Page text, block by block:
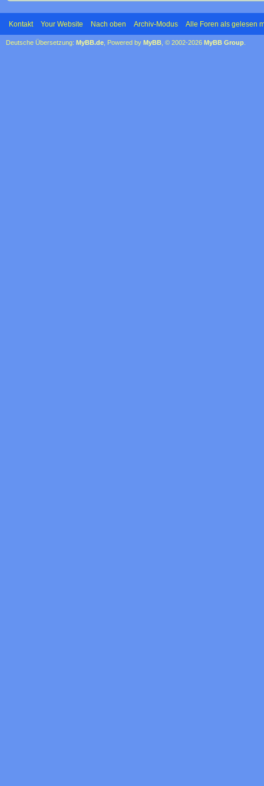
Kontakt Your Website Nach oben Archiv-Modus Alle Foren als gelesen
Deutsche Übersetzung: MyBB.de , Powered by MyBB , © 2002-2026 MyBB Group